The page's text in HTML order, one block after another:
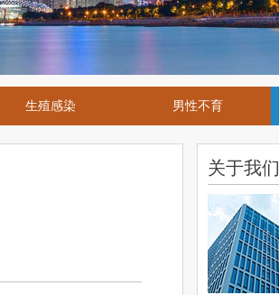
生殖感染 男性不育
关于我们